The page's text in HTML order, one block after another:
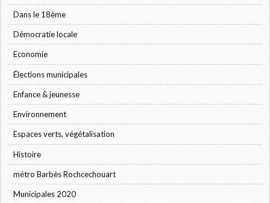
Dans le 18ème
Démocratie locale
Economie
Élections municipales
Enfance & jeunesse
Environnement
Espaces verts, végétalisation
Histoire
métro Barbès Rochcechouart
Municipales 2020